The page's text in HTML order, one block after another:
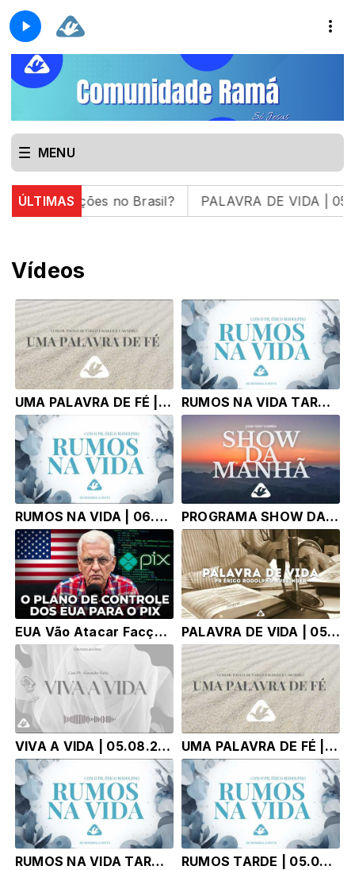
MENU
ÚLTIMAS
DE VIDA | 05.08.26 | ENTRE AMIGOS E
Vídeos
UMA PALAVRA DE FÉ | 06.08.26 | RUMOS NA VIDA TARDE | 06.08.26 | Pr. Érico Rodolpho Bussinger
RUMOS NA VIDA | 06.08.26 | Pr. Érico Rodolpho Bussinger PROGRAMA SHOW DA MANHÃ - TONY CORRÊA | 06.08.26 |
EUA Vão Atacar Facções no Brasil? PALAVRA DE VIDA | 05.08.26 |
VIVA A VIDA | 05.08.26 | PR ALEXANDRE FARIA UMA PALAVRA DE FÉ | 05.08.26 | Pr. Paulo de Tarso e Marlice Carneiro
RUMOS NA VIDA TARDE | 05.08.26 | Pr. Érico Rodolpho Bussinger RUMOS TARDE | 05.08.26 | Pr. Érico Rodolpho Bussinger